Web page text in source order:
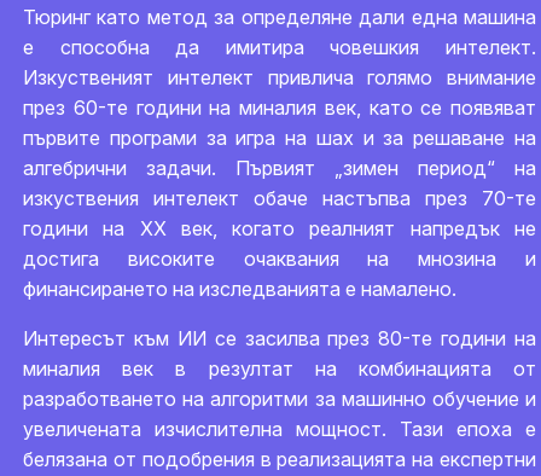
Тюринг като метод за определяне дали една машина
е способна да имитира човешкия интелект.
Изкуственият интелект привлича голямо внимание
през 60-те години на миналия век, като се появяват
първите програми за игра на шах и за решаване на
алгебрични задачи. Първият „зимен период“ на
изкуствения интелект обаче настъпва през 70-те
години на ХХ век, когато реалният напредък не
достига високите очаквания на мнозина и
финансирането на изследванията е намалено.
Интересът към ИИ се засилва през 80-те години на
миналия век в резултат на комбинацията от
разработването на алгоритми за машинно обучение и
увеличената изчислителна мощност. Тази епоха е
белязана от подобрения в реализацията на експертни